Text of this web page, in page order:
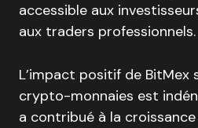
accessible aux
aux traders professionnels.
L’impact positif de BitMex
crypto-monnaies est
a contribué à la